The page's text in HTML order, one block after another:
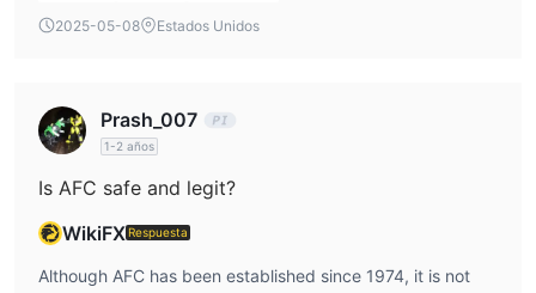
2025-05-08
Estados Unidos
Prash_007
1-2 años
Is AFC safe and legit?
WikiFX Respuesta
Although AFC has been established since 1974, it is not